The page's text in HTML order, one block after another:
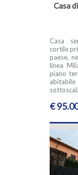
Casa
Casa
cortile
paese,
linea
piano
€